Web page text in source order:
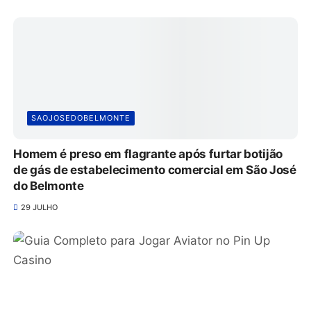
SAOJOSEDOBELMONTE
Homem é preso em flagrante após furtar botijão
de gás de estabelecimento comercial em São José
do Belmonte
29 JULHO